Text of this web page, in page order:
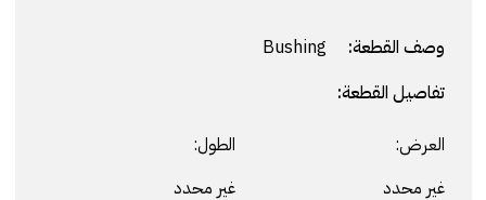
وصف القطعة:
تفاصيل القطعة:
العرض:
غير محدد
الطول:
غير محدد